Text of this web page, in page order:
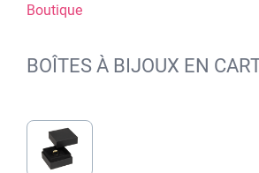
Boutique
BOÎTES À BIJOUX EN
Ignorer la galerie d'images